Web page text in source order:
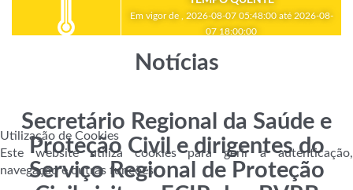
Em vigor de , 2026-08-07 05:48:00 até 2026-08-
07 18:00:00
Notícias
Secretário Regional da Saúde e
Proteção Civil e dirigentes do
Serviço Regional de Proteção
Utilização de Cookies
Este website utiliza cookies para gerir a autenticação,
navegação e outras funções.